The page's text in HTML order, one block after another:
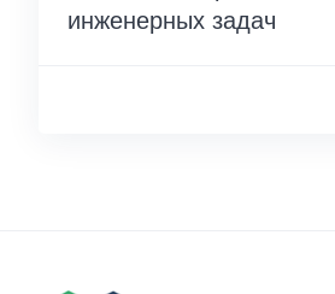
инженерных задач